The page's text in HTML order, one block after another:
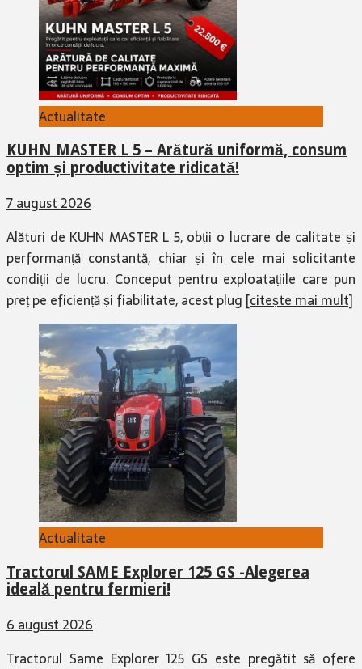
Actualitate
KUHN MASTER L 5 – Arătură uniformă, consum
optim și productivitate ridicată!
7 august 2026
Alături de KUHN MASTER L 5, obții o lucrare de calitate și
performanță constantă, chiar și în cele mai solicitante
condiții de lucru. Conceput pentru exploatațiile care pun
preț pe eficiență și fiabilitate, acest plug [citește mai mult]
Actualitate
Tractorul SAME Explorer 125 GS -Alegerea
ideală pentru fermieri!
6 august 2026
Tractorul Same Explorer 125 GS este pregătit să ofere